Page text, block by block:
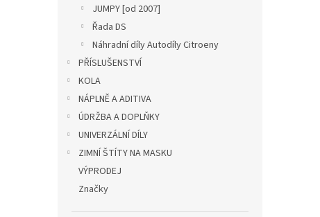
JUMPY [od 2007]
Řada DS
Náhradní díly Autodíly Citroeny
PŘÍSLUŠENSTVÍ
KOLA
NÁPLNĚ A ADITIVA
ÚDRŽBA A DOPLŇKY
UNIVERZÁLNÍ DÍLY
ZIMNÍ ŠTÍTY NA MASKU
VÝPRODEJ
Značky